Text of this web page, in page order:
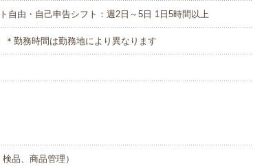
自由・自己申告シフト：週2日～5日 1日5時間以上
＊勤務時間は勤務地により異なります
品、商品管理）